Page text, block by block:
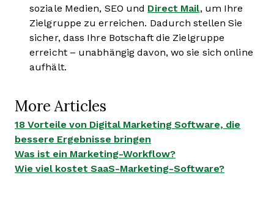
soziale Medien, SEO und Direct Mail, um Ihre
Zielgruppe zu erreichen. Dadurch stellen Sie
sicher, dass Ihre Botschaft die Zielgruppe
erreicht – unabhängig davon, wo sie sich online
aufhält.
More Articles
18 Vorteile von Digital Marketing Software, die
bessere Ergebnisse bringen
Was ist ein Marketing-Workflow?
Wie viel kostet SaaS-Marketing-Software?